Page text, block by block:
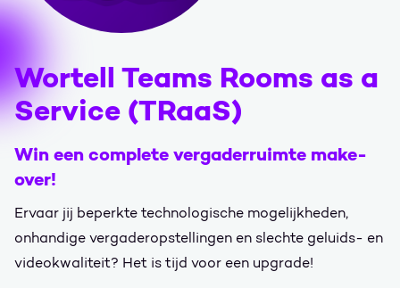
Wortell Teams Rooms as a
Service (TRaaS)
Win een complete vergaderruimte make-
over!
Ervaar jij beperkte technologische mogelijkheden,
onhandige vergaderopstellingen en slechte geluids- en
videokwaliteit? Het is tijd voor een upgrade!